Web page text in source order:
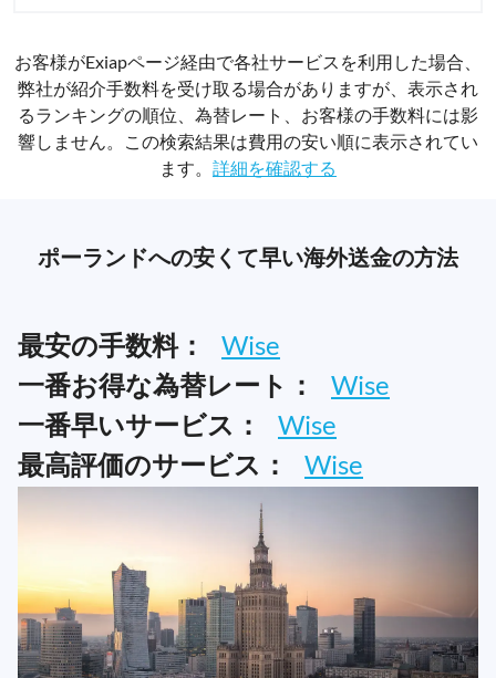
お客様がExiapページ経由で各社サービスを利用した場合、
弊社が紹介手数料を受け取る場合がありますが、表示され
るランキングの順位、為替レート、お客様の手数料には影
響しません。この検索結果は費用の安い順に表示されてい
ます。 詳細を確認する
ポーランドへの安くて早い海外送金の方法
最安の手数料：
Wise
一番お得な為替レート：
Wise
一番早いサービス：
Wise
最高評価のサービス：
Wise